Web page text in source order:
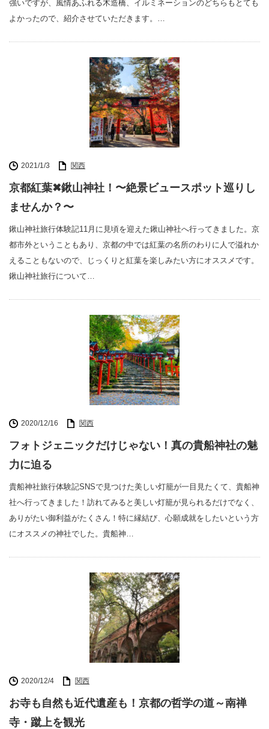
強いですが、風情あふれる木造橋、イルミネーションのどちらもとても
よかったので、紹介させていただきます。…
2021/1/3 関西
京都紅葉✖︎鍬山神社！〜絶景ビュースポット巡りし
ませんか？〜
鍬山神社旅行体験記11月に見頃を迎えた鍬山神社へ行ってきました。京
都市外ということもあり、京都の中では紅葉の名所のわりに人で溢れか
えることもないので、じっくりと紅葉を楽しみたい方にオススメです。
鍬山神社旅行について…
2020/12/16 関西
フォトジェニックだけじゃない！真の貴船神社の魅
力に迫る
貴船神社旅行体験記SNSで見つけた美しい灯籠が一目見たくて、貴船神
社へ行ってきました！訪れてみると美しい灯籠が見られるだけでなく、
ありがたい御利益がたくさん！特に縁結び、心願成就をしたいという方
にオススメの神社でした。貴船神…
2020/12/4 関西
お寺も自然も近代遺産も！京都の哲学の道～南禅
寺・蹴上を観光